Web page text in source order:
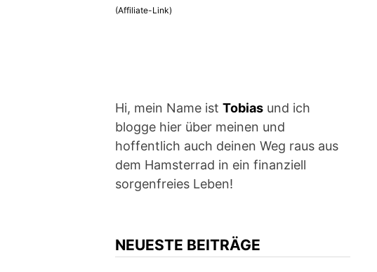
(Affiliate-Link)
Hi, mein Name ist Tobiasund ich
blogge hier über meinen und
hoffentlich auch deinen Weg raus aus
dem Hamsterrad in ein finanziell
sorgenfreies Leben!
NEUESTE BEITRÄGE